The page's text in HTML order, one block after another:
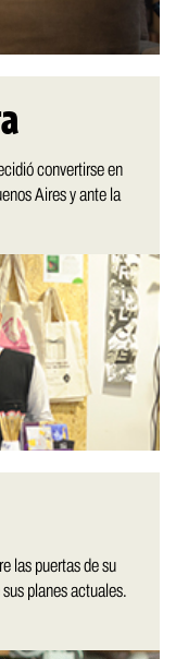
convertirse en
Aires y ante la
las puertas de su
planes actuales.